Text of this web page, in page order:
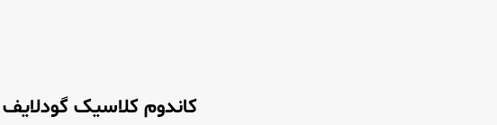
کاندوم کلاسیک گودلایف